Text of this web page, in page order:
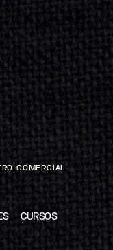
COMERCIAL
CURSOS